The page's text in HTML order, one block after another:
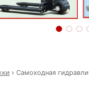
› Самоходная